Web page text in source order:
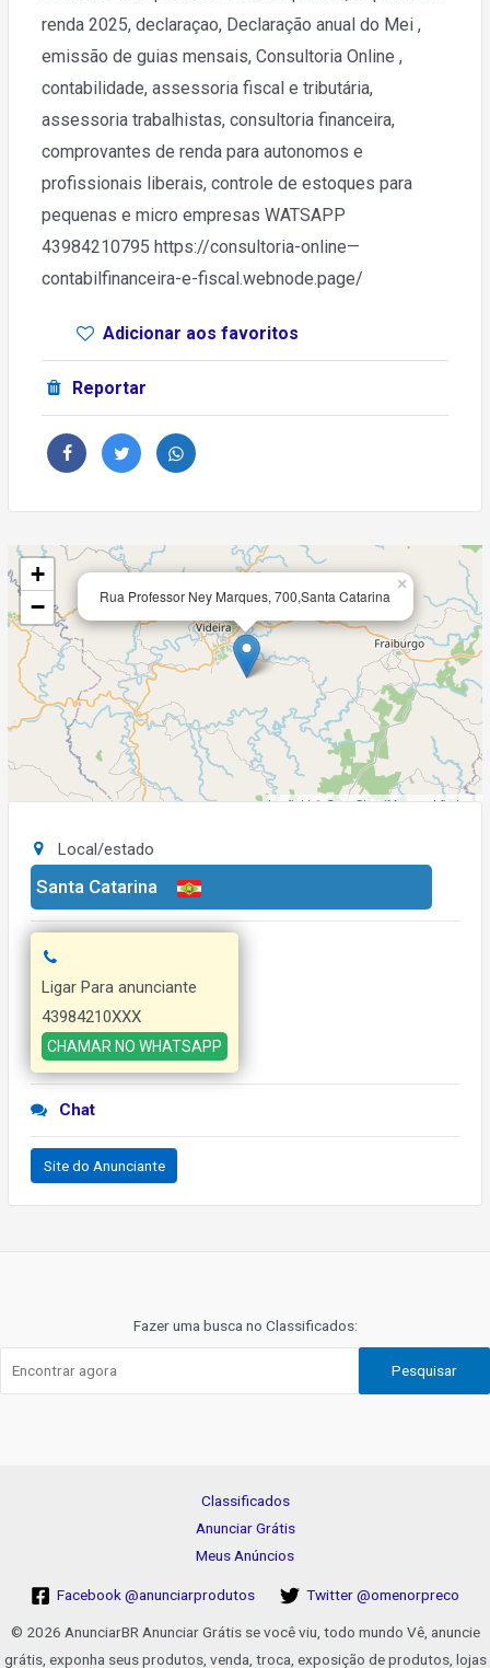
renda 2025, declaraçao, Declaração anual do Mei ,
emissão de guias mensais, Consultoria Online ,
contabilidade, assessoria fiscal e tributária,
assessoria trabalhistas, consultoria financeira,
comprovantes de renda para autonomos e
profissionais liberais, controle de estoques para
pequenas e micro empresas WATSAPP
43984210795 https://consultoria-online—
contabilfinanceira-e-fiscal.webnode.page/
Adicionar aos favoritos
Reportar
Rua Professor Ney Marques, 700,Santa Catarina
×
+
−
Leaflet| ©OpenStreetMapcontributors
Local/estado
Santa Catarina
Ligar Para anunciante
43984210XXX
CHAMAR NO WHATSAPP
Chat
Site do Anunciante
Fazer uma busca no Classificados:
Pesquisar
Classificados
Anunciar Grátis
Meus Anúncios
Facebook @anunciarprodutos Twitter @omenorpreco
© 2026 AnunciarBR Anunciar Grátis se você viu, todo mundo Vê, anuncie
grátis, exponha seus produtos, venda, troca, exposição de produtos, lojas